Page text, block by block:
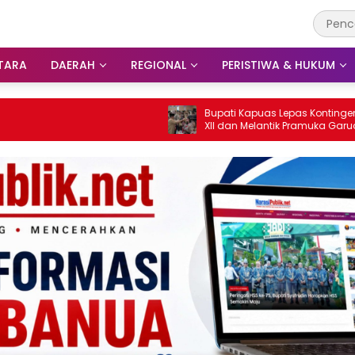
DAERAH REGIONAL PERISTIWA & HUKUM
Bupati Kapuas Lepas Kontingen Jamnas
XII dan Melantik Pramuka Garuda
Penggalang